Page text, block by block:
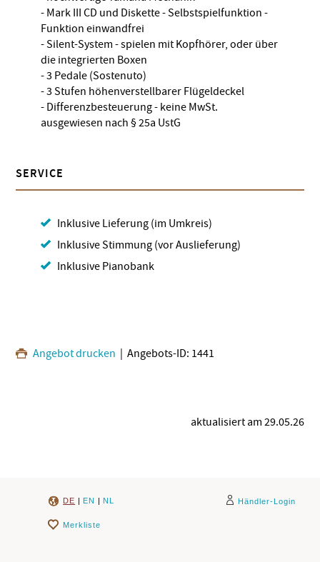
- Mark III CD und Diskette - Selbstspielfunktion -
Funktion einwandfrei
- Silent-System - spielen mit Kopfhörer, oder über
die integrierten Boxen
- 3 Pedale (Sostenuto)
- 3 Stufen höhenverstellbarer Flügeldeckel
- Differenzbesteuerung - keine MwSt.
ausgewiesen nach § 25a UstG
SERVICE
Inklusive Lieferung (im Umkreis)
Inklusive Stimmung (vor Auslieferung)
Inklusive Pianobank
Angebot drucken | Angebots-ID: 1441
aktualisiert am 29.05.26
DE | EN | NL Händler-Login
Merkliste